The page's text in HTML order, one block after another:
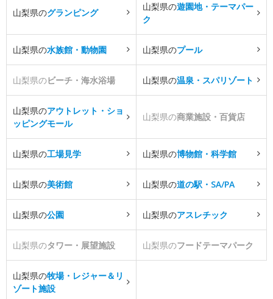
山梨県のグランピング
山梨県の遊園地・テーマパー
ク
山梨県の水族館・動物園 山梨県のプール
山梨県のビーチ・海水浴場 山梨県の温泉・スパリゾート
山梨県のアウトレット・ショ
ッピングモール
山梨県の商業施設・百貨店
山梨県の工場見学 山梨県の博物館・科学館
山梨県の美術館 山梨県の道の駅・SA/PA
山梨県の公園 山梨県のアスレチック
山梨県のタワー・展望施設 山梨県のフードテーマパーク
山梨県の牧場・レジャー＆リ
ゾート施設